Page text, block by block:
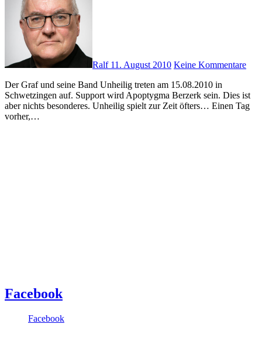
Ralf 11. August 2010 Keine Kommentare
Der Graf und seine Band Unheilig treten am 15.08.2010 in
Schwetzingen auf. Support wird Apoptygma Berzerk sein. Dies ist
aber nichts besonderes. Unheilig spielt zur Zeit öfters… Einen Tag
vorher,…
Facebook
Facebook